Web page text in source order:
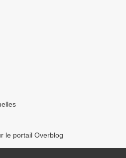
le portail Overblog